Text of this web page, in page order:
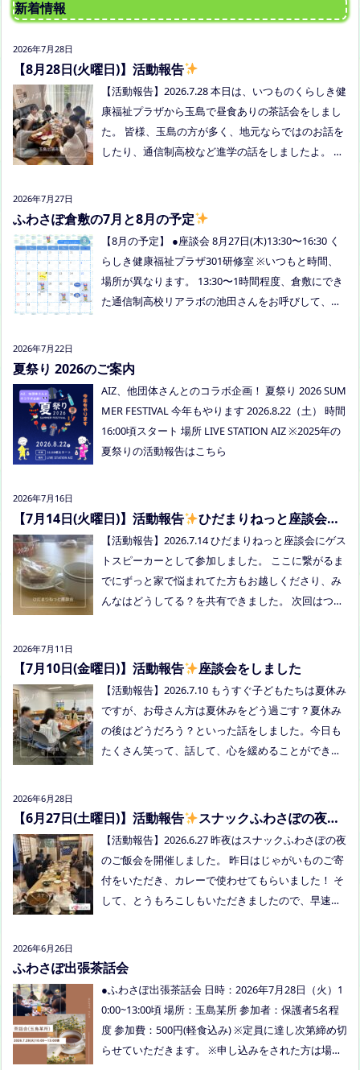
新着情報
2026年7月28日
【8月28日(火曜日)】活動報告
【活動報告】2026.7.28 本日は、いつものくらしき健
康福祉プラザから玉島で昼食ありの茶話会をしまし
た。 皆様、玉島の方が多く、地元ならではのお話を
したり、通信制高校など進学の話をしましたよ。 通
ていただく予定にしていますので、ご興味のある方
2026年7月27日
ふわさぽ倉敷の7月と8月の予定
【8月の予定】 ●座談会 8月27日(木)13:30〜16:30 く
らしき健康福祉プラザ301研修室 ※いつもと時間、
場所が異なります。 13:30〜1時間程度、倉敷にでき
た通信制高校リアラボの池田さんをお呼びして、通
でお知らせください。 ●スナックふわさぽ(夜のごは
まつフリースクール(岡山市南区植松312-6) 参加者：
ただきます。 参加費：中学生以上500円、小学生200
円、乳幼児無料 ※お申し込みはこちらから https://f
orms.gle/Vhs62HxfDKduZMeV8 ●ひだまりねっと座
談会(北村がゲストスピーカーで参加します) 場所：
つむぎ高梁（高梁市横町1072-1） 日時：令和8年8月
画！夏祭り！ 日時:2026年8月22日(土)16:00〜20:00
頃 場所：LIVE STATION AIZ(倉敷市玉島阿賀崎2-3-55)
内容：音楽あり、ゲームあり、食べ物ありの多世代
交流夏祭りです。
2026年7月22日
夏祭り 2026のご案内
AIZ、他団体さんとのコラボ企画！ 夏祭り 2026 SUM
MER FESTIVAL 今年もやります 2026.8.22（土） 時間
16:00頃スタート 場所 LIVE STATION AIZ ※2025年の
夏祭りの活動報告はこちら
2026年7月16日
【7月14日(火曜日)】活動報告
ひだまりねっと座談会に
参加しました
【活動報告】2026.7.14 ひだまりねっと座談会にゲス
トスピーカーとして参加しました。 ここに繋がるま
でにずっと家で悩まれてた方もお越しくださり、み
んなはどうしてる？を共有できました。 次回はつむ
2026年7月11日
【7月10日(金曜日)】活動報告 座談会をしました
【活動報告】2026.7.10 もうすぐ子どもたちは夏休み
ですが、お母さん方は夏休みをどう過ごす？夏休み
の後はどうだろう？といった話をしました。今日も
たくさん笑って、話して、心を緩めることができま
ご予約してくださいね。
2026年6月28日
【6月27日(土曜日)】活動報告
スナックふわさぽの夜の
ご飯会を開催しました【活動報告】2026.6.27 昨夜はスナックふわさぽの夜
のご飯会を開催しました。 昨日はじゃがいものご寄
付をいただき、カレーで使わせてもらいました！ そ
して、とうもろこしもいただきましたので、早速茹
多く、お母さまの困ってる、だけではなく、ご家族
今回、ご参加できなかった方も、フリースクールっ
2026年6月26日
ふわさぽ出張茶話会
●ふわさぽ出張茶話会 日時：2026年7月28日（火）1
0:00~13:00頃 場所：玉島某所 参加者：保護者5名程
度 参加費：500円(軽食込み) ※定員に達し次第締め切
らせていただきます。 ※申し込みをされた方は場所